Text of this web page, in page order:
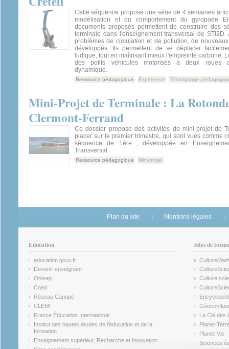
Cette séquence propose une série de 4 semaines
modélisation et du comportement du gyropode
documents proposés permettent de construire des
terminale dans l'enseignement transversal de
problèmes de circulation et de pollution, de
développés. Ils permettent de se déplacer
ludique, tout en maîtrisant mieux l'empreinte carbone.
des petits véhicules motorisés à deux roues
dynamique.
Ressource pédagogique Expérience Témoignage
Mini-Projet de Terminale : La
Clermont-Ferrand
Ce dossier propose des activités de mini-projet de
placer sur le premier trimestre, qui sont vues comme
séquence de 1ère , développée en
Transversal.
Ressource pédagogique Mini-projet
Plan du site Mentions légales
Éducation
education.gouv.fr
(link is external)
Devenir enseignant
(link is external)
Onisep
(link is external)
Cned
(link is external)
Réseau Canopé
(link is external)
CLEMI
(link is external)
France Éducation International
(link is external)
Institut des hautes études de l'éducation et de la
formation
(link is external)
Enseignement supérieur, Recherche et Innovation
(link is external)
Sites de
CultureMath
(link is
(link is
Culture
(link is
(link is
(link is
La Clé des
(link is
Planet-
(link is
Planet-Vie
(link is
Sciences